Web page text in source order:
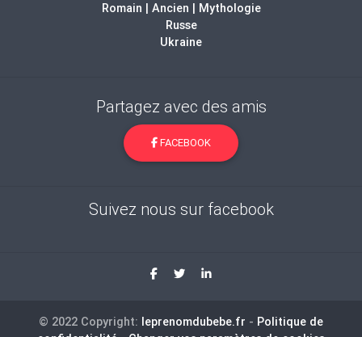
Romain | Ancien | Mythologie
Russe
Ukraine
Partagez avec des amis
FACEBOOK
Suivez nous sur facebook
© 2022 Copyright: leprenomdubebe.fr - Politique de